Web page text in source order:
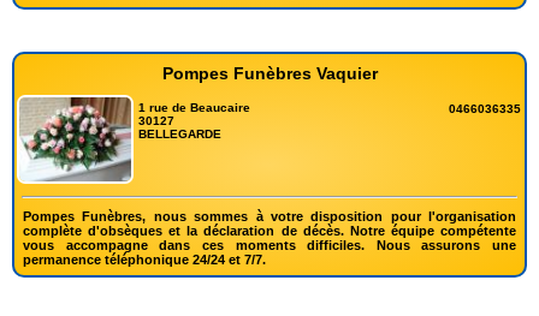
Pompes Funèbres Vaquier
1 rue de Beaucaire
30127
BELLEGARDE
0466036335
Pompes Funèbres, nous sommes à votre disposition pour l'organisation
complète d'obsèques et la déclaration de décès. Notre équipe compétente
vous accompagne dans ces moments difficiles. Nous assurons une
permanence téléphonique 24/24 et 7/7.